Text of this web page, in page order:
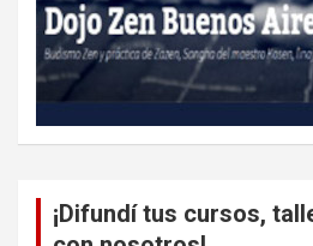
¡Difundí tus cursos,